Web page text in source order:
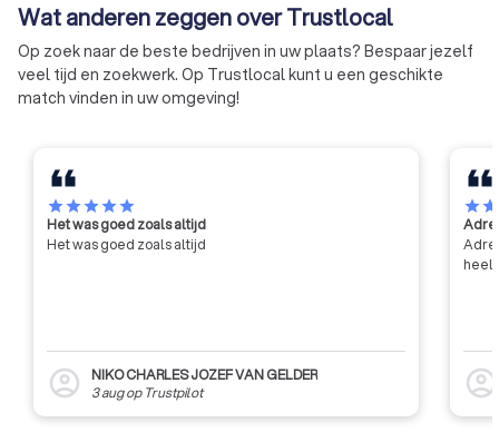
kwaliteitslabel.
verlenen van
voorlichting,
aan zijn leden, en
tot de algemene
van de industrie
Wat anderen zeggen over Trustlocal
Op zoek naar de beste bedrijven in uw plaats? Bespaar jezelf
veel tijd en zoekwerk. Op Trustlocal kunt u een geschikte
match vinden in uw omgeving!
starstarstarstarstar
Het was goed zoals altijd
Het was goed zoals altijd
account_circle
NIKO CHARLES JOZEF VAN GELDER
3 augop Trustpilot
starstar
heel
account_circle